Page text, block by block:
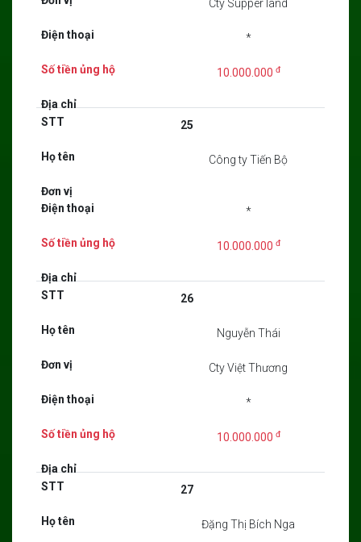
Cty Supper land
*
10.000.000 đ
25
Công ty Tiến Bộ
*
10.000.000 đ
26
Nguyễn Thái
Cty Việt Thương
*
10.000.000 đ
27
Đặng Thị Bích Nga